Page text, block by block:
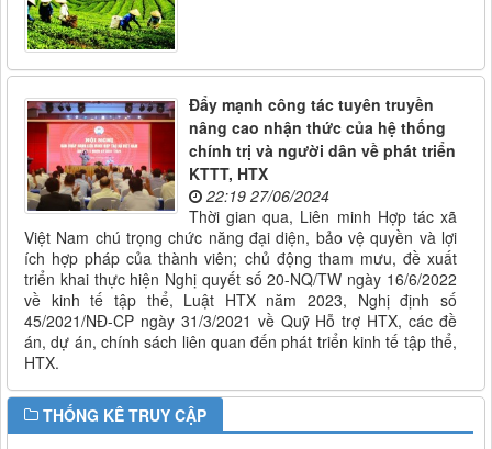
Đẩy mạnh công tác tuyên truyền
nâng cao nhận thức của hệ thống
chính trị và người dân về phát triển
KTTT, HTX
22:19 27/06/2024
Thời gian qua, Liên minh Hợp tác xã
Việt Nam chú trọng chức năng đại diện, bảo vệ quyền và lợi
ích hợp pháp của thành viên; chủ động tham mưu, đề xuất
triển khai thực hiện Nghị quyết số 20-NQ/TW ngày 16/6/2022
về kinh tế tập thể, Luật HTX năm 2023, Nghị định số
45/2021/NĐ-CP ngày 31/3/2021 về Quỹ Hỗ trợ HTX, các đề
án, dự án, chính sách liên quan đến phát triển kinh tế tập thể,
HTX.
THỐNG KÊ TRUY CẬP